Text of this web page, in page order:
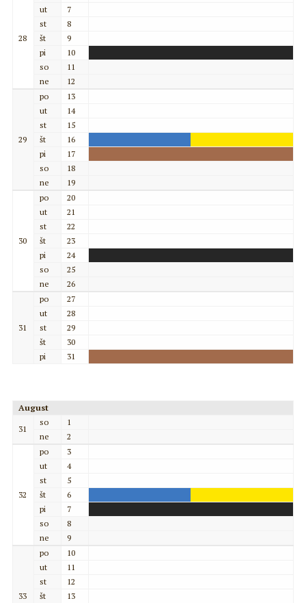
28
ut
7
st
8
št
9
pi
10
so
11
ne
12
29
po
13
ut
14
st
15
št
16
pi
17
so
18
ne
19
30
po
20
ut
21
st
22
št
23
pi
24
so
25
ne
26
31
po
27
ut
28
st
29
št
30
pi
31
August
31
so
1
ne
2
32
po
3
ut
4
st
5
št
6
pi
7
so
8
ne
9
33
po
10
ut
11
st
12
št
13